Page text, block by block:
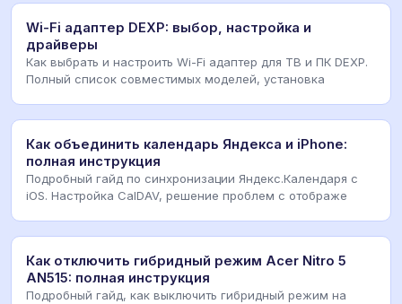
Wi-Fi адаптер DEXP: выбор, настройка и
драйверы
Как выбрать и настроить Wi-Fi адаптер для ТВ и ПК DEXP.
Полный список совместимых моделей, установка
Как объединить календарь Яндекса и iPhone:
полная инструкция
Подробный гайд по синхронизации Яндекс.Календаря с
iOS. Настройка CalDAV, решение проблем с отображе
Как отключить гибридный режим Acer Nitro 5
AN515: полная инструкция
Подробный гайд, как выключить гибридный режим на